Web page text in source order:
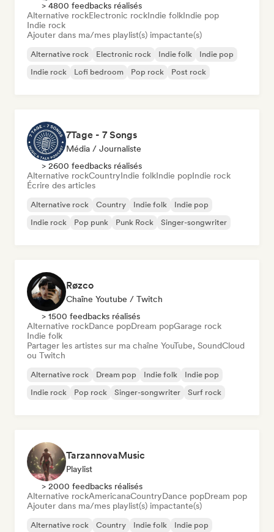
> 4800 feedbacks réalisés
Alternative rockElectronic rockIndie folkIndie pop
Indie rock
Ajouter dans ma/mes playlist(s) impactante(s)
Alternative rock Electronic rock Indie folk
Indie pop
Indie rock
Lofi bedroom Pop rock Post rock
7Tage - 7 Songs
Média / Journaliste
> 2600 feedbacks réalisés
Alternative rockCountryIndie folkIndie popIndie rock
Écrire des articles
Alternative rock Country Indie folk
Indie pop
Indie rock
Pop punk Punk Rock Singer-songwriter
Røzco
Chaîne Youtube / Twitch
> 1500 feedbacks réalisés
Alternative rockDance popDream popGarage rock
Indie folk
Partager les artistes sur ma chaîne YouTube, SoundCloud
ou Twitch
Alternative rock Dream pop Indie folk
Indie pop
Indie rock
Pop rock Singer-songwriter Surf rock
TarzannovaMusic
Playlist
> 2000 feedbacks réalisés
Alternative rockAmericanaCountryDance popDream pop
Ajouter dans ma/mes playlist(s) impactante(s)
Alternative rock Country Indie folk Indie pop